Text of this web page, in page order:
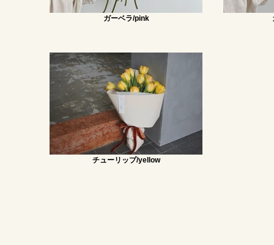
ガーベラ/pink
チューリップ/yellow